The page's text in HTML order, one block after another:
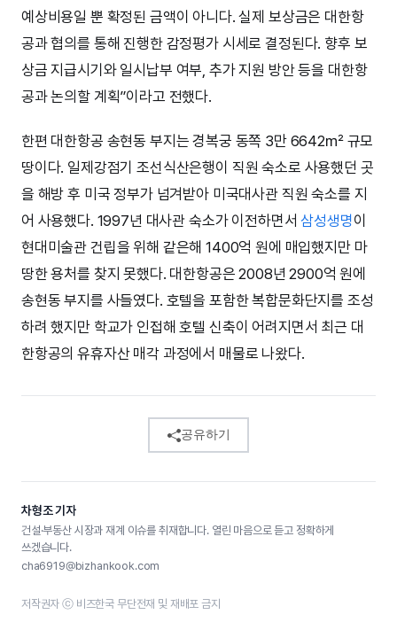
예상비용일 뿐 확정된 금액이 아니다. 실제 보상금은 대한항
공과 협의를 통해 진행한 감정평가 시세로 결정된다. 향후 보
상금 지급시기와 일시납부 여부, 추가 지원 방안 등을 대한항
공과 논의할 계획”이라고 전했다.
한편 대한항공 송현동 부지는 경복궁 동쪽 3만 6642㎡ 규모
땅이다. 일제강점기 조선식산은행이 직원 숙소로 사용했던 곳
을 해방 후 미국 정부가 넘겨받아 미국대사관 직원 숙소를 지
어 사용했다. 1997년 대사관 숙소가 이전하면서삼성생명이
현대미술관 건립을 위해 같은해 1400억 원에 매입했지만 마
땅한 용처를 찾지 못했다. 대한항공은 2008년 2900억 원에
송현동 부지를 사들였다. 호텔을 포함한 복합문화단지를 조성
하려 했지만 학교가 인접해 호텔 신축이 어려지면서 최근 대
한항공의 유휴자산 매각 과정에서 매물로 나왔다.
공유하기
차형조 기자
건설·부동산 시장과 재계 이슈를 취재합니다. 열린 마음으로 듣고 정확하게
쓰겠습니다.
cha6919@bizhankook.com
저작권자 ⓒ 비즈한국 무단전재 및 재배포 금지